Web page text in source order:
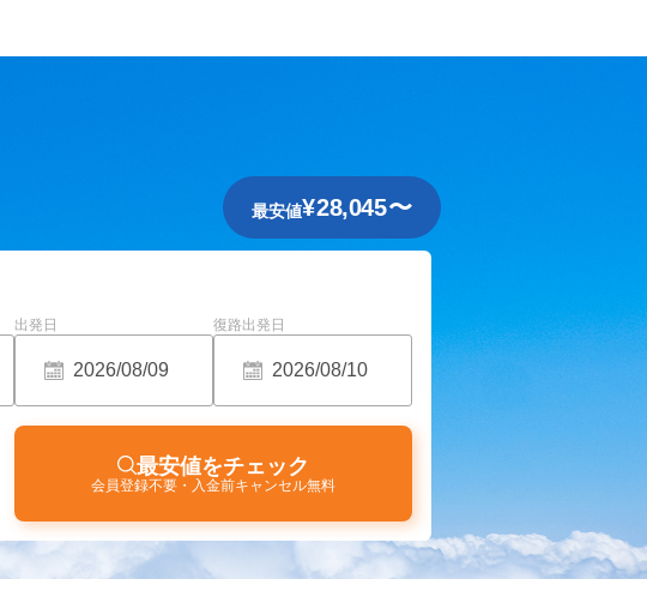
最安値¥28,045〜
出発日 復路出発日
最安値をチェック
会員登録不要・入金前キャンセル無料